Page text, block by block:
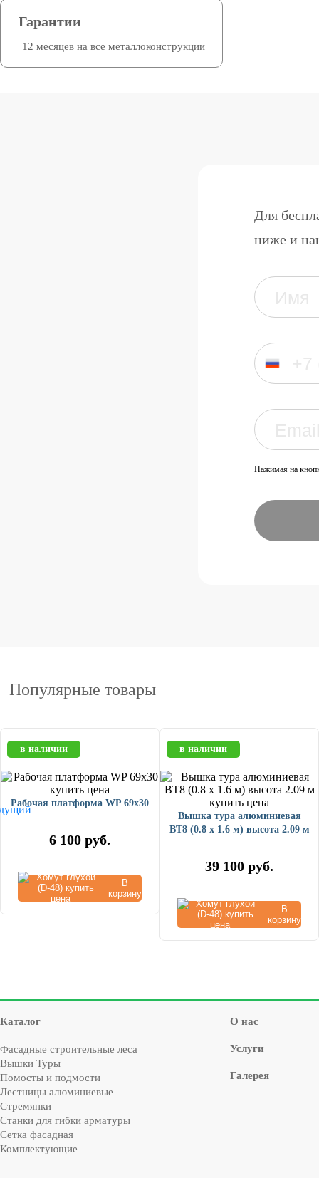
Гарантии
12 месяцев на все металлоконструкции
Для
ниже и
Нажимая на
Популярные товары
в наличии
Рабочая платформа WP 69x30
6 100 руб.
В
корзину
в наличии
Вышка тура алюминиевая
ВТ8 (0.8 х 1.6 м) высота 2.09 м
39 100 руб.
В
корзину
Каталог
Фасадные строительные леса
Вышки Туры
Помосты и подмости
Лестницы алюминиевые
Стремянки
Cтанки для гибки арматуры
Сетка фасадная
Комплектующие
О нас
Услуги
Галерея